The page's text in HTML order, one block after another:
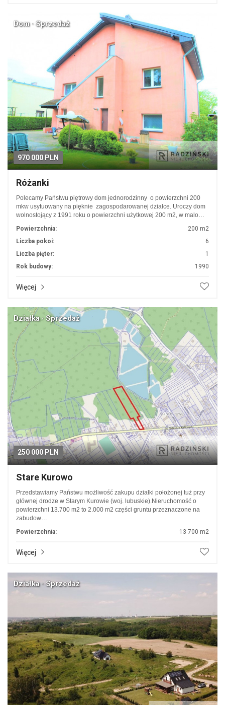
970 000 PLN
Dom · Sprzedaż
Różanki
Polecamy Państwu piętrowy dom jednorodzinny o powierzchni 200
mkw usytuowany na pięknie zagospodarowanej działce. Uroczy dom
wolnostojący z 1991 roku o powierzchni użytkowej 200 m2, w malo…
Powierzchnia:
200 m2
Liczba pokoi:
6
Liczba pięter:
1
Rok budowy:
1990
Więcej
250 000 PLN
Działka · Sprzedaż
Stare Kurowo
Przedstawiamy Państwu możliwość zakupu działki położonej tuż przy
głównej drodze w Starym Kurowie (woj. lubuskie).Nieruchomość o
powierzchni 13.700 m2 to 2.000 m2 części gruntu przeznaczone na
zabudow…
Powierzchnia:
13 700 m2
Więcej
Działka · Sprzedaż